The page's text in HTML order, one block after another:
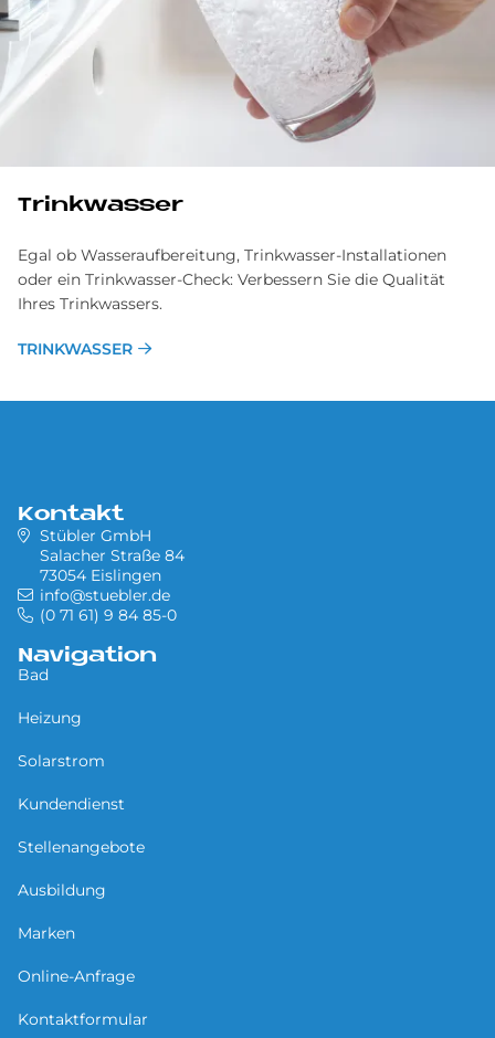
Trinkwasser
Egal ob Wasseraufbereitung, Trinkwasser-Installationen
oder ein Trinkwasser-Check: Verbessern Sie die Qualität
Ihres Trinkwassers.
TRINKWASSER
Kontakt
Stübler GmbH
Salacher Straße 84
73054 Eislingen
info@stuebler.de
(0 71 61) 9 84 85-0
Navigation
Bad
Heizung
Solarstrom
Kundendienst
Stellenangebote
Ausbildung
Marken
Online-Anfrage
Kontaktformular